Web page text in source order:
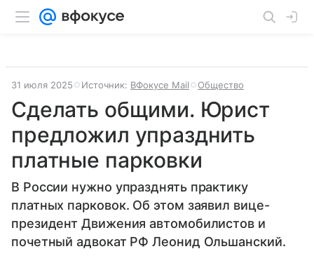
31 июля 2025 Источник: ВФокусе Mail Общество
Сделать общими. Юрист
предложил упразднить
платные парковки
В России нужно упразднять практику
платных парковок. Об этом заявил вице-
президент Движения автомобилистов и
почетный адвокат РФ Леонид Ольшанский.